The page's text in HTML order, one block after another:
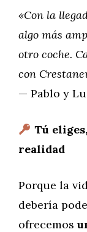
«Con la
algo más
otro coche.
con
— Pablo y
Tú
realidad
Porque la
debería
ofrecemos